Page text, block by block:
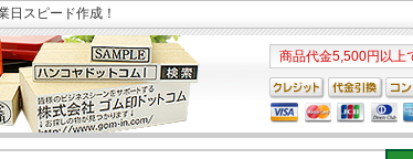
日スピード作成！
商品代金5,500円以上